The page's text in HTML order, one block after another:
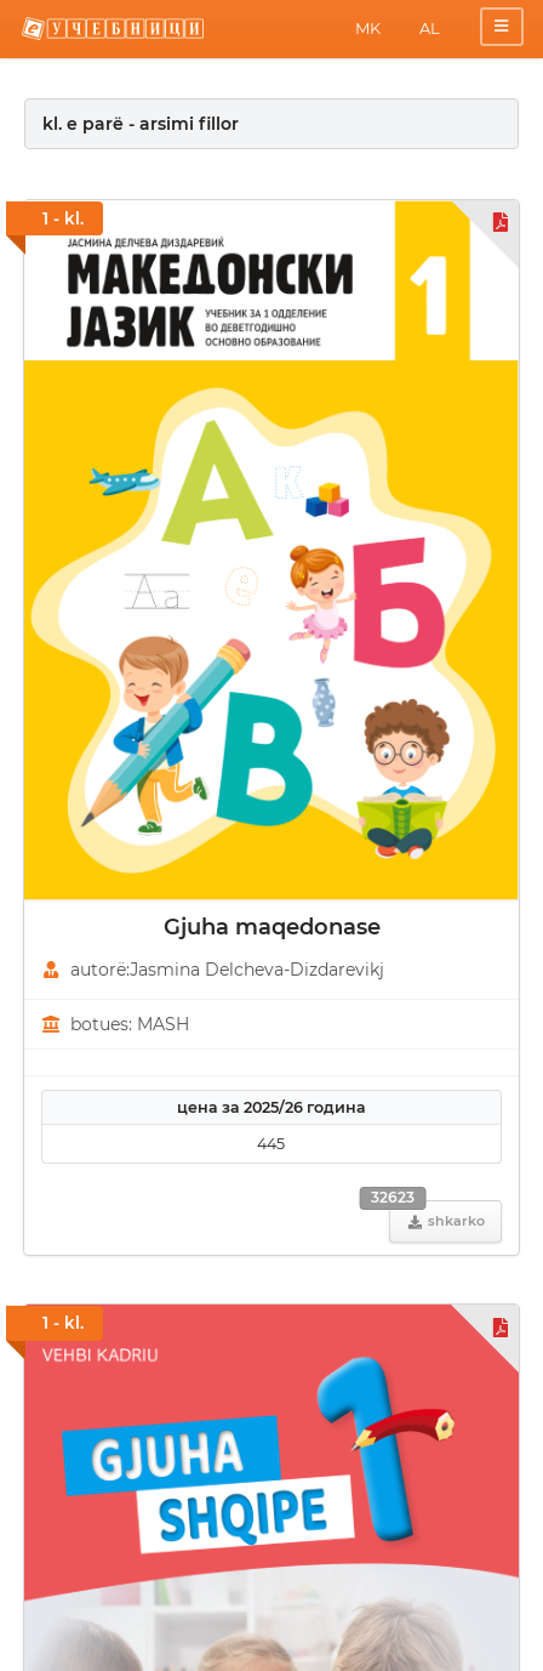
MK AL
kl. e parë - arsimi fillor
1 - kl.
Gjuha maqedonase
autorë:Јasmina Delcheva-Dizdarevikj
botues: MASH
цена за 2025/26 година
445
shkarko
32623
1 - kl.